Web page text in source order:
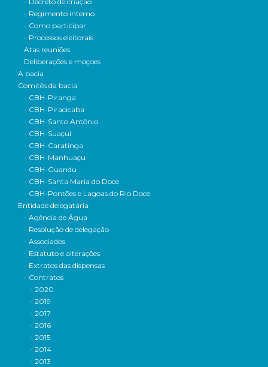
- Regimento interno
- Como participar
- Processos eleitorais
Atas reuniões
Deliberações e moçoes
A bacia
Comitês da bacia
- CBH-Piranga
- CBH-Piracicaba
- CBH-Santo Antônio
- CBH-Suaçuí
- CBH-Caratinga
- CBH-Manhuaçu
- CBH-Guandu
- CBH-Santa Maria do Doce
- CBH-Pontões e Lagoas do Rio Doce
Entidade delegatária
- Agência de Água
- Resolução de delegação
- Associados
- Estatuto e alterações
- Extratos das dispensas
- Contratos
- 2020
- 2019
- 2017
- 2016
- 2015
- 2014
- 2013